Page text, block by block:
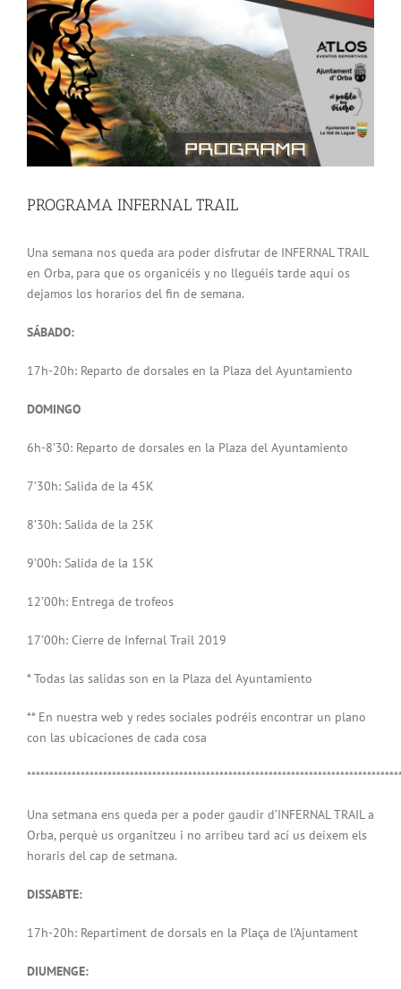
grande
PROGRAMA INFERNAL TRAIL
Una semana nos queda ara poder disfrutar de INFERNAL TRAIL
en Orba, para que os organicéis y no lleguéis tarde aquí os
dejamos los horarios del fin de semana.
SÁBADO:
17h-20h: Reparto de dorsales en la Plaza del Ayuntamiento
DOMINGO
6h-8’30: Reparto de dorsales en la Plaza del Ayuntamiento
7’30h: Salida de la 45K
8’30h: Salida de la 25K
9’00h: Salida de la 15K
12’00h: Entrega de trofeos
17’00h: Cierre de Infernal Trail 2019
* Todas las salidas son en la Plaza del Ayuntamiento
** En nuestra web y redes sociales podréis encontrar un plano
con las ubicaciones de cada cosa
Una setmana ens queda per a poder gaudir d’INFERNAL TRAIL a
Orba, perquè us organitzeu i no arribeu tard ací us deixem els
horaris del cap de setmana.
DISSABTE:
17h-20h: Repartiment de dorsals en la Plaça de l’Ajuntament
DIUMENGE: